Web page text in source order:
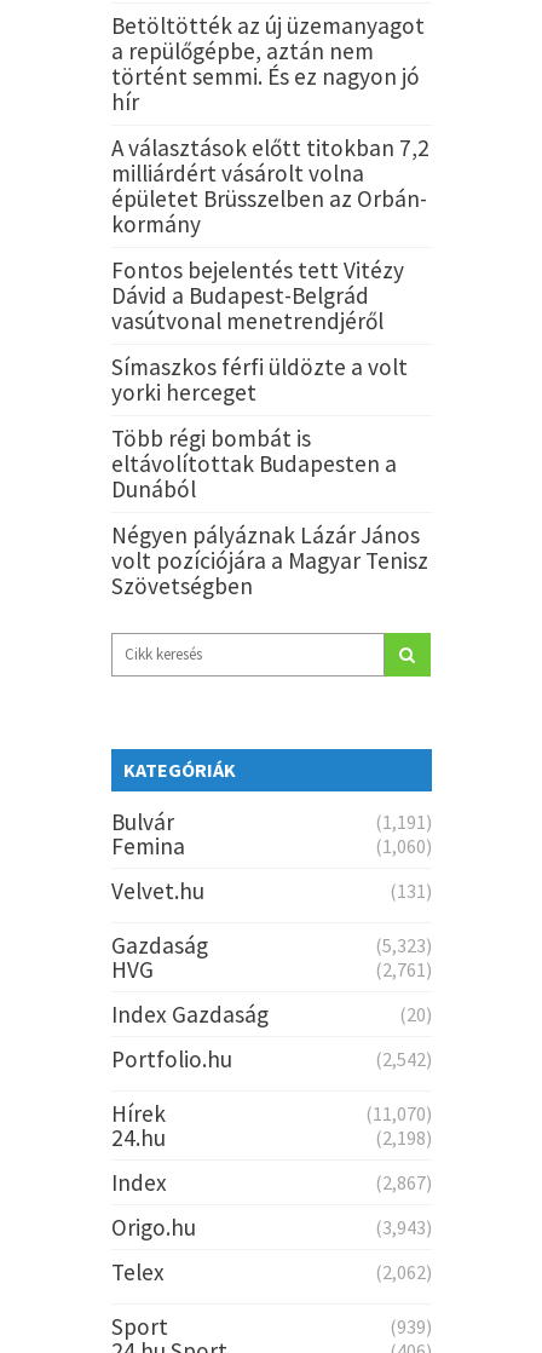
Betöltötték az új üzemanyagot
a repülőgépbe, aztán nem
történt semmi. És ez nagyon jó
hír
A választások előtt titokban 7,2
milliárdért vásárolt volna
épületet Brüsszelben az Orbán-
kormány
Fontos bejelentés tett Vitézy
Dávid a Budapest-Belgrád
vasútvonal menetrendjéről
Símaszkos férfi üldözte a volt
yorki herceget
Több régi bombát is
eltávolítottak Budapesten a
Dunából
Négyen pályáznak Lázár János
volt pozíciójára a Magyar Tenisz
Szövetségben
KATEGÓRIÁK
Bulvár (1,191)
Femina (1,060)
Velvet.hu (131)
Gazdaság (5,323)
HVG (2,761)
Index Gazdaság (20)
Portfolio.hu (2,542)
Hírek (11,070)
24.hu (2,198)
Index (2,867)
Origo.hu (3,943)
Telex (2,062)
Sport (939)